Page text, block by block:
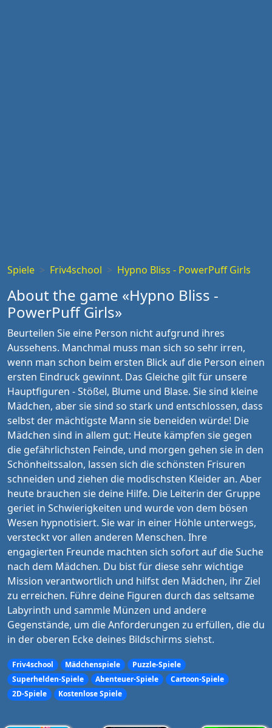
Spiele Friv4school Hypno Bliss - PowerPuff Girls
About the game «Hypno Bliss -
PowerPuff Girls»
Beurteilen Sie eine Person nicht aufgrund ihres
Aussehens. Manchmal muss man sich so sehr irren,
wenn man schon beim ersten Blick auf die Person einen
ersten Eindruck gewinnt. Das Gleiche gilt für unsere
Hauptfiguren - Stößel, Blume und Blase. Sie sind kleine
Mädchen, aber sie sind so stark und entschlossen, dass
selbst der mächtigste Mann sie beneiden würde! Die
Mädchen sind in allem gut: Heute kämpfen sie gegen
die gefährlichsten Feinde, und morgen gehen sie in den
Schönheitssalon, lassen sich die schönsten Frisuren
schneiden und ziehen die modischsten Kleider an. Aber
heute brauchen sie deine Hilfe. Die Leiterin der Gruppe
geriet in Schwierigkeiten und wurde von dem bösen
Wesen hypnotisiert. Sie war in einer Höhle unterwegs,
versteckt vor allen anderen Menschen. Ihre
engagierten Freunde machten sich sofort auf die Suche
nach dem Mädchen. Du bist für diese sehr wichtige
Mission verantwortlich und hilfst den Mädchen, ihr Ziel
zu erreichen. Führe deine Figuren durch das seltsame
Labyrinth und sammle Münzen und andere
Gegenstände, um die Anforderungen zu erfüllen, die du
in der oberen Ecke deines Bildschirms siehst.
Friv4school Mädchenspiele
Puzzle-Spiele
Superhelden-Spiele
Abenteuer-Spiele
Cartoon-Spiele
2D-Spiele
Kostenlose Spiele